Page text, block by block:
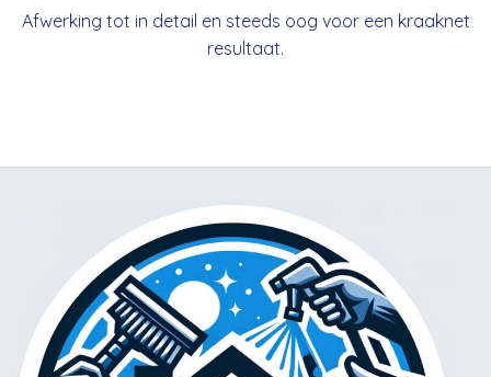
Afwerking tot in detail en steeds oog voor een kraaknet
resultaat.